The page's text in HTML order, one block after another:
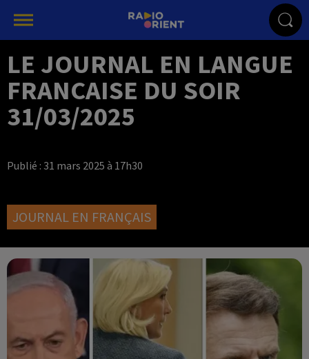
LE JOURNAL EN LANGUE
FRANCAISE DU SOIR
31/03/2025
Publié : 31 mars 2025 à 17h30
JOURNAL EN FRANÇAIS